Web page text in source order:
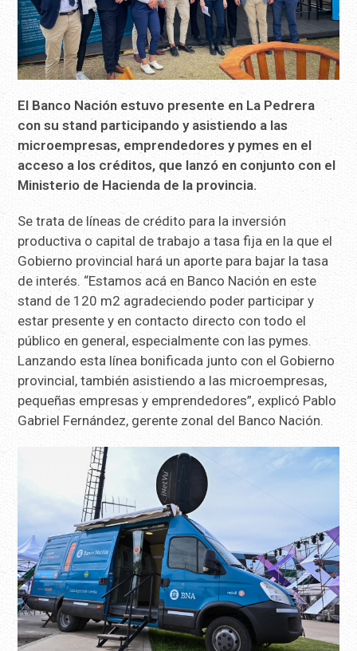
El Banco Nación estuvo presente en La Pedrera
con su stand participando y asistiendo a las
microempresas, emprendedores y pymes en el
acceso a los créditos, que lanzó en conjunto con el
Ministerio de Hacienda de la provincia.
Se trata de líneas de crédito para la inversión
productiva o capital de trabajo a tasa fija en la que el
Gobierno provincial hará un aporte para bajar la tasa
de interés. “Estamos acá en Banco Nación en este
stand de 120 m2 agradeciendo poder participar y
estar presente y en contacto directo con todo el
público en general, especialmente con las pymes.
Lanzando esta línea bonificada junto con el Gobierno
provincial, también asistiendo a las microempresas,
pequeñas empresas y emprendedores”, explicó Pablo
Gabriel Fernández, gerente zonal del Banco Nación.